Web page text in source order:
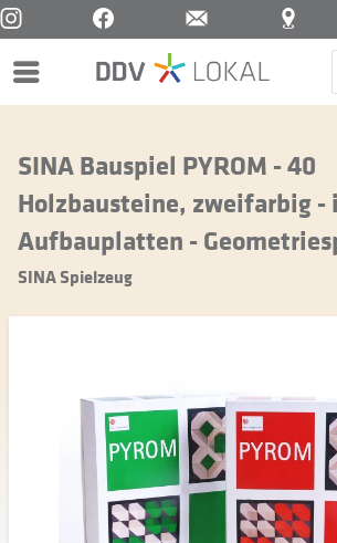
Menü
SINA Bauspiel PYROM - 40
Holzbausteine, zweifarbig -
Aufbauplatten -
SINA Spielzeug